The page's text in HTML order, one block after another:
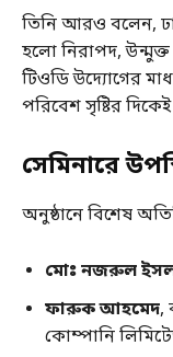
তিনি আরও বলেন,
হলো নিরাপদ,
টিওডি উদ্যোগের
পরিবেশ সৃষ্টির
সেমিনারে
অনুষ্ঠানে বিশেষ
মোঃ নজরুল
ফারুক আহমেদ,
কোম্পানি